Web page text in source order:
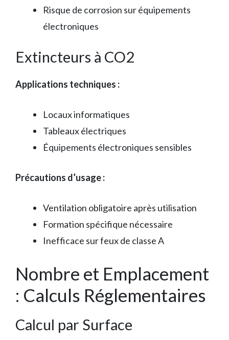
Risque de corrosion sur équipements
électroniques
Extincteurs à CO2
Applications techniques :
Locaux informatiques
Tableaux électriques
Équipements électroniques sensibles
Précautions d’usage :
Ventilation obligatoire après utilisation
Formation spécifique nécessaire
Inefficace sur feux de classe A
Nombre et Emplacement
: Calculs Réglementaires
Calcul par Surface